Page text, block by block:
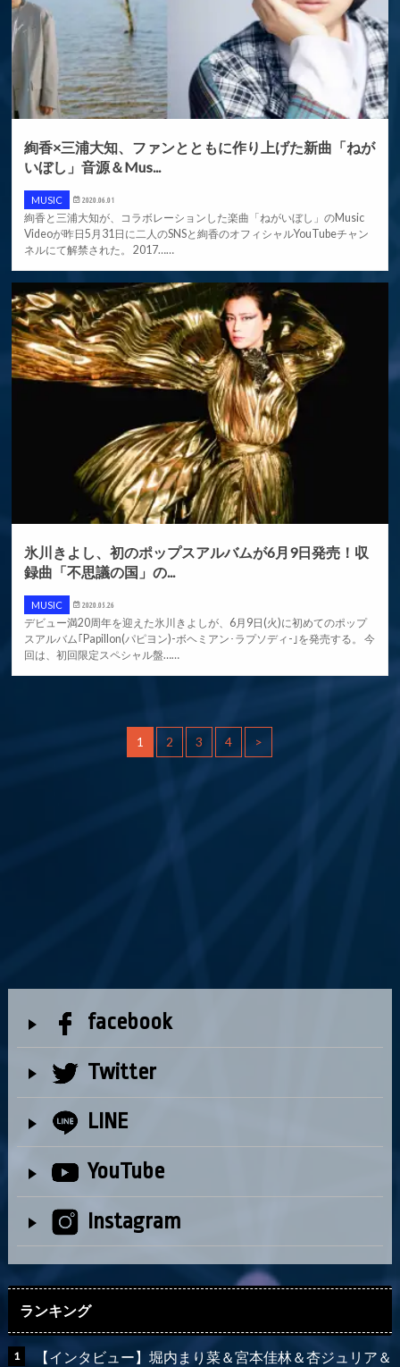
絢香×三浦大知、ファンとともに作り上げた新曲「ねが
いぼし」音源＆Mus...
MUSIC 2020.06.01
絢香と三浦大知が、コラボレーションした楽曲「ねがいぼし」のMusic
Videoが昨日5月31日に二人のSNSと絢香のオフィシャルYouTubeチャン
ネルにて解禁された。 2017……
氷川きよし、初のポップスアルバムが6月9日発売！収
録曲「不思議の国」の...
MUSIC 2020.05.26
デビュー満20周年を迎えた氷川きよしが、6月9日(火)に初めてのポップ
スアルバム｢Papillon(パピヨン)-ボヘミアン･ラプソディ-｣を発売する。 今
回は、初回限定スペシャル盤……
1 2 3 4 >
facebook
Twitter
LINE
YouTube
Instagram
ランキング
【インタビュー】堀内まり菜＆宮本佳林＆杏ジュリア＆